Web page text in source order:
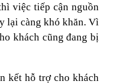
việc tiếp cận nguồn
lại càng khó khăn. Vì
khách cũng đang bị
kết hỗ trợ cho khách